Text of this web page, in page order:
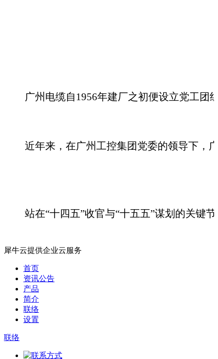
广州电缆自 1956年建厂之初便设立党工团
近年来，在广州工控集团党委的领导下，
站在“十四五”收官与“十五五”谋划的关键
犀牛云提供企业云服务
首页
资讯公告
产品
简介
联络
设置
联络